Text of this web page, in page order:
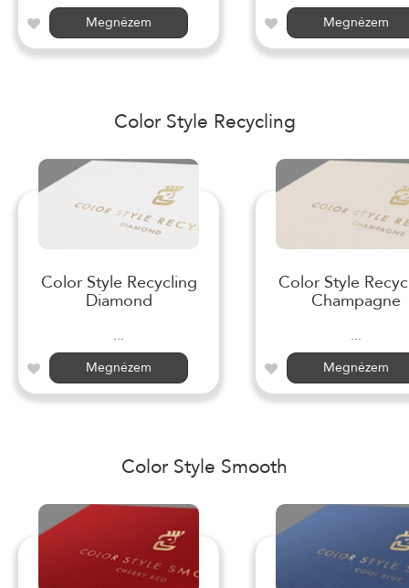
Megnézem
Megnézem
Color Style Recycling
Color Style Recycling
Diamond
...
Megnézem
Color Style
Champagne
...
Megnézem
Color Style Smooth